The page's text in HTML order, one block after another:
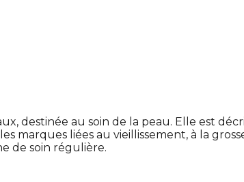
destinée au soin de la peau. Elle est
marques liées au vieillissement, à la
de soin régulière.